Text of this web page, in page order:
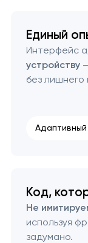
Единый
Интерфейс
устройству
без лишнего
Адаптивный
Код,
Не
используя
задумано.